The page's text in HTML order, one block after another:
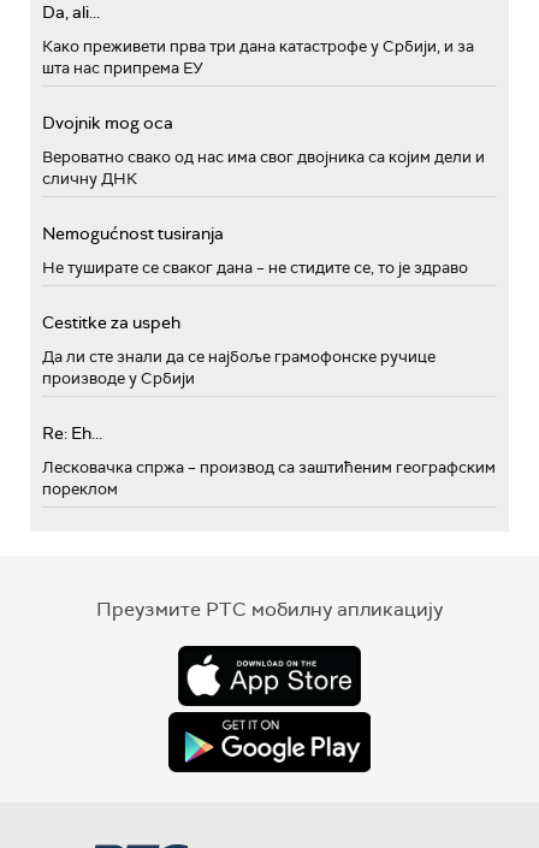
Da, ali...
Како преживети прва три дана катастрофе у Србији, и за
шта нас припрема ЕУ
Dvojnik mog oca
Вероватно свако од нас има свог двојника са којим дели и
сличну ДНК
Nemogućnost tusiranja
Не туширате се сваког дана – не стидите се, то је здраво
Cestitke za uspeh
Да ли сте знали да се најбоље грамофонске ручице
производе у Србији
Re: Eh...
Лесковачка спржа – производ са заштићеним географским
пореклом
Преузмите РТС мобилну апликацију